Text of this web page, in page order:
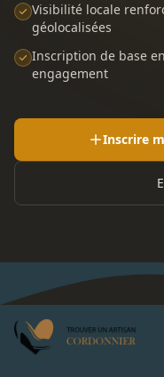
Visibilité locale
géolocalisées
Inscription de base
engagement
Inscrire